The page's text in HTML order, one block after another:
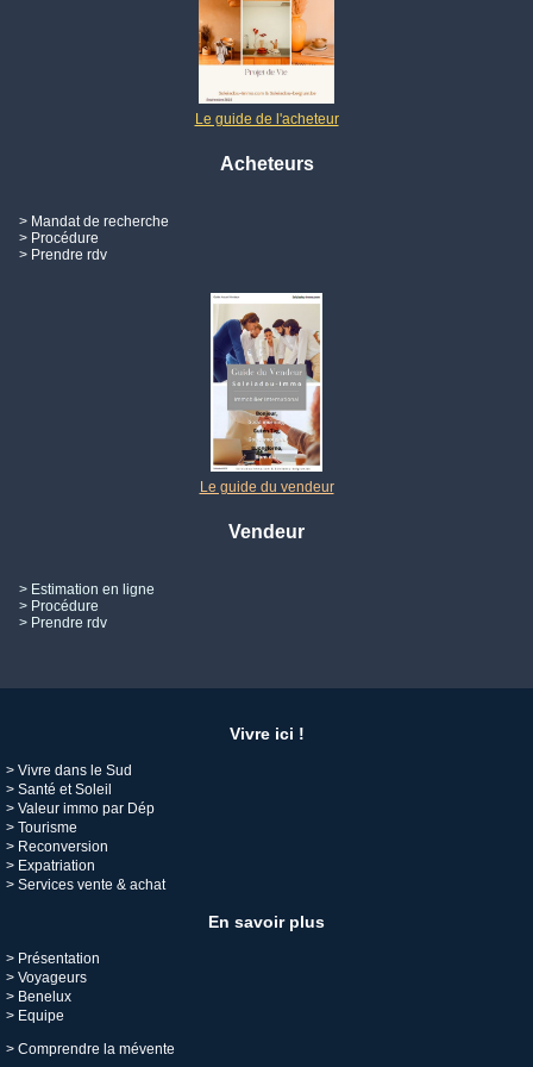
Le guide de l'acheteur
Acheteurs
> Mandat de recherche
> Procédure
> Prendre rdv
Le guide du vendeur
Vendeur
> Estimation en ligne
> Procédure
> Prendre rdv
Vivre ici !
> Vivre dans le Sud
> Santé et Soleil
> Valeur immo par Dép
> Tourisme
> Reconversion
> Expatriation
> Services vente & achat
En savoir plus
> Présentation
> Voyageurs
> Benelux
> Equipe
> Comprendre la mévente